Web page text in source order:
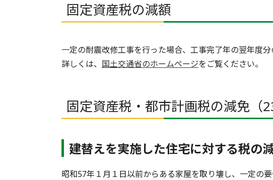
固定資産税の減額
一定の耐震改修工事を行った場合、工事完了年の翌年度
詳しくは、 国土交通省のホームページをご覧ください。
固定資産税・都市計画税の減免（
建替えを実施した住宅に対する税の
昭和57年１月１日以前からある家屋を取り壊し、一定の